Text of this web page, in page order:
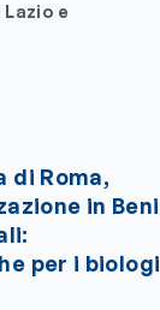
e
di Roma,
in Beni
per i biologi